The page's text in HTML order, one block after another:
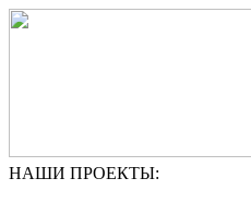
НАШИ ПРОЕКТЫ: